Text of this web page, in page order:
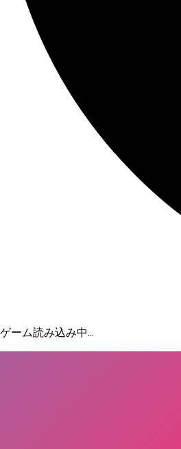
ゲーム読み込み中...